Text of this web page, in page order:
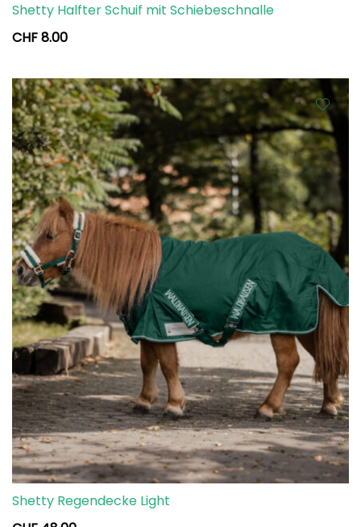
Shetty Halfter Schuif mit Schiebeschnalle
CHF8.00
Shetty Regendecke Light